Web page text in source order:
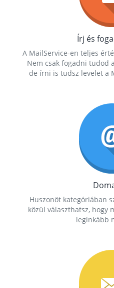
Írj és
A MailService-en teljes
Nem csak fogadni tudod
de írni is tudsz levelet a
Huszonöt kategóriában
közül választhatsz, hogy
leginkább